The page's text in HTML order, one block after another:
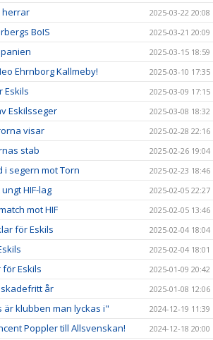
herrar 2025-03-22 20:08
BoIS 2025-03-21 20:09
2025-03-15 18:59
Ehrnborg Kallmeby! 2025-03-10 17:35
Eskils 2025-03-09 17:15
Eskilsseger 2025-03-08 18:32
visar 2025-02-28 22:16
stab 2025-02-26 19:04
segern mot Torn 2025-02-23 18:46
HIF-lag 2025-02-05 22:27
mot HIF 2025-02-05 13:46
för Eskils 2025-02-04 18:04
2025-02-04 18:01
Eskils 2025-01-09 20:42
skadefritt år 2025-01-08 12:06
är klubben man lyckas i" 2024-12-19 11:39
Poppler till Allsvenskan! 2024-12-18 20:00